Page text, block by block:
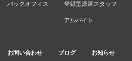
バックオフィス 登録型派遣スタッフ
アルバイト
お問い合わせ ブログ お知らせ